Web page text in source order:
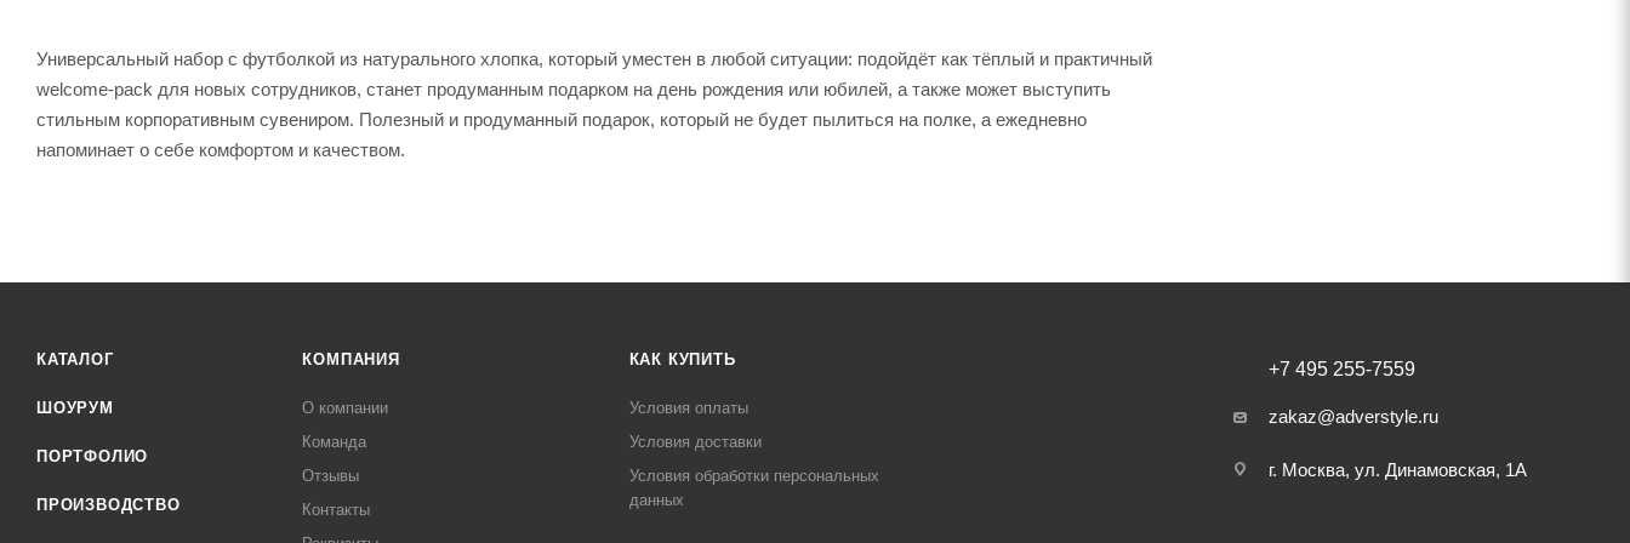
Универсальный набор с футболкой из натурального хлопка, который уместен в любой ситуации: подойдёт как тёплый и практичный
welcome-pack для новых сотрудников, станет продуманным подарком на день рождения или юбилей, а также может выступить
стильным корпоративным сувениром. Полезный и продуманный подарок, который не будет пылиться на полке, а ежедневно
напоминает о себе комфортом и качеством.
КАТАЛОГ
ШОУРУМ
ПОРТФОЛИО
ПРОИЗВОДСТВО
КОМПАНИЯ
О компании
Команда
Отзывы
Контакты
КАК КУПИТЬ
Условия оплаты
Условия доставки
Условия обработки персональных
данных
+7 495 255-7559
zakaz@adverstyle.ru
г. Москва, ул. Динамовская, 1А